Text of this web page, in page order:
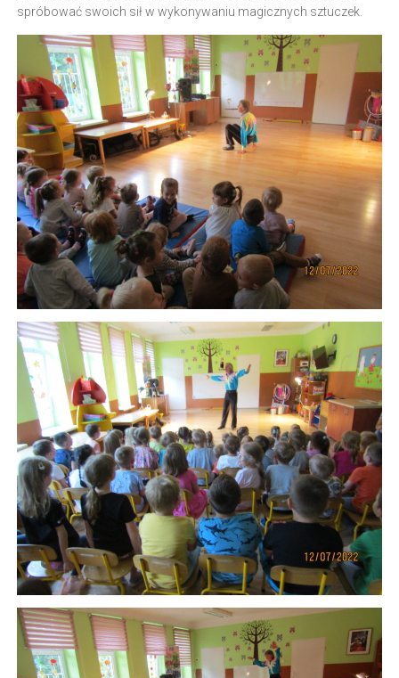
spróbować swoich sił w wykonywaniu magicznych sztuczek.